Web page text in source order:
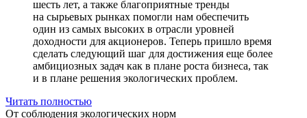
шесть лет, а также благоприятные тренды
на сырьевых рынках помогли нам обеспечить
один из самых высоких в отрасли уровней
доходности для акционеров. Теперь пришло время
сделать следующий шаг для достижения еще более
амбициозных задач как в плане роста бизнеса, так
и в плане решения экологических проблем.
Читать полностью
От соблюдения экологических норм